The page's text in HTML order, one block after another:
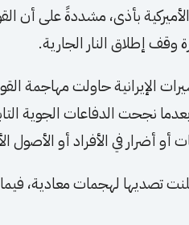
بأذى، مشددةً على أن
إطلاق النار الجارية.
الإيرانية حاولت مهاجمة
نجحت الدفاعات الجوية
أضرار في الأفراد أو الأصول
تصديها لهجمات معادية،